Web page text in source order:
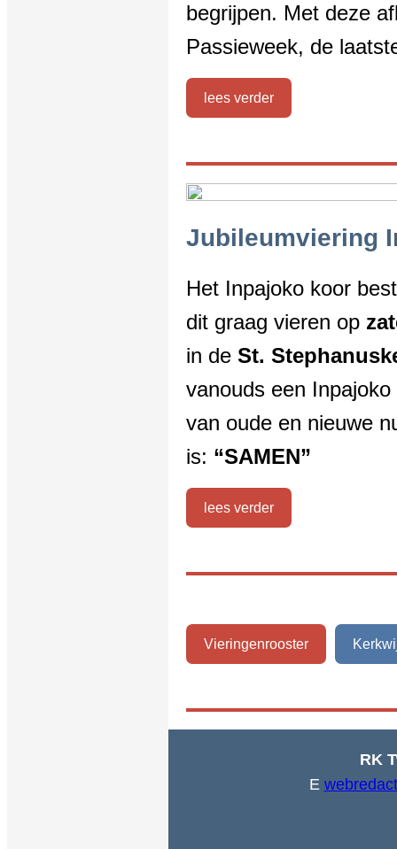
begrijpen. Met deze
Passieweek, de
lees verder
Jubileumviering
Het Inpajoko koor
dit graag vieren op
in de St.
vanouds een
van oude en nieuwe
is: “SAMEN”
lees verder
Vieringenrooster
RK
E